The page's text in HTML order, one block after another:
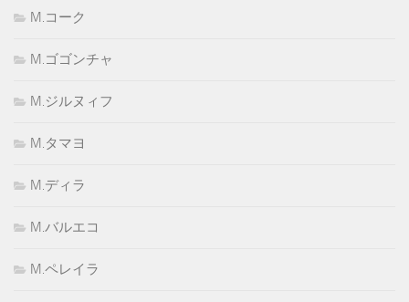
M.コーク
M.ゴゴンチャ
M.ジルヌィフ
M.タマヨ
M.ディラ
M.バルエコ
M.ペレイラ